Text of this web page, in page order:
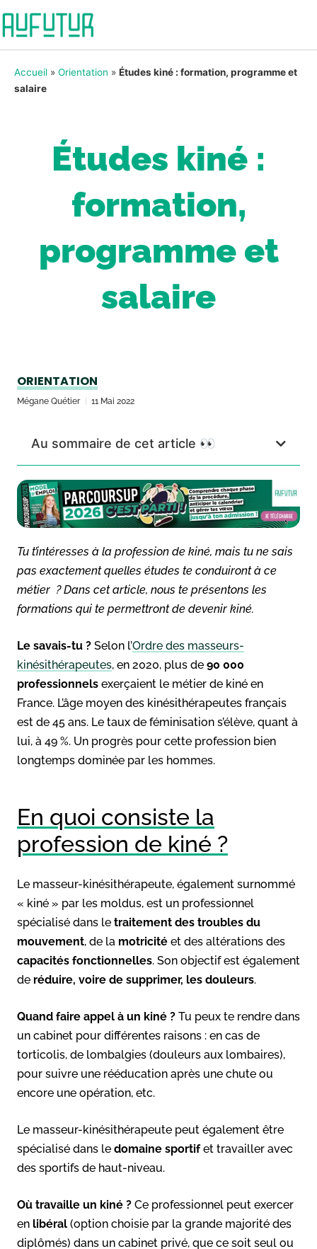
Accueil » Orientation » Études kiné : formation, programme et
salaire
Études kiné :
formation,
programme et
salaire
ORIENTATION
Mégane Quétier 11 Mai 2022
Au sommaire de cet article 👀
Tu t’intéresses à la profession de kiné, mais tu ne sais
pas exactement quelles études te conduiront à ce
métier ? Dans cet article, nous te présentons les
formations qui te permettront de devenir kiné.
Le savais-tu ? Selon l’Ordre des masseurs-
kinésithérapeutes, en 2020, plus de 90 000
professionnels exerçaient le métier de kiné en
France. L’âge moyen des kinésithérapeutes français
est de 45 ans. Le taux de féminisation s’élève, quant à
lui, à 49 %. Un progrès pour cette profession bien
longtemps dominée par les hommes.
En quoi consiste la
profession de kiné ?
Le masseur-kinésithérapeute, également surnommé
« kiné » par les moldus, est un professionnel
spécialisé dans le traitement des troubles du
mouvement, de la motricité et des altérations des
capacités fonctionnelles. Son objectif est également
de réduire, voire de supprimer, les douleurs.
Quand faire appel à un kiné ? Tu peux te rendre dans
un cabinet pour différentes raisons : en cas de
torticolis, de lombalgies (douleurs aux lombaires),
pour suivre une rééducation après une chute ou
encore une opération, etc.
Le masseur-kinésithérapeute peut également être
spécialisé dans le domaine sportifet travailler avec
des sportifs de haut-niveau.
Où travaille un kiné ? Ce professionnel peut exercer
en libéral (option choisie par la grande majorité des
diplômés) dans un cabinet privé, que ce soit seul ou